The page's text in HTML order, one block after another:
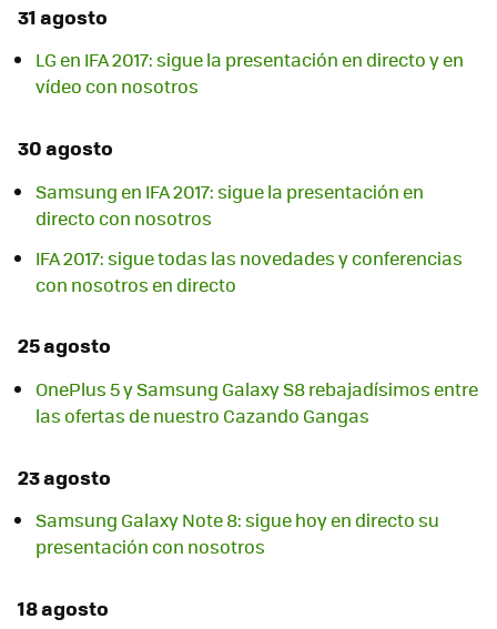
31 agosto
LG en IFA 2017: sigue la presentación en directo y en
vídeo con nosotros
30 agosto
Samsung en IFA 2017: sigue la presentación en
directo con nosotros
IFA 2017: sigue todas las novedades y conferencias
con nosotros en directo
25 agosto
OnePlus 5 y Samsung Galaxy S8 rebajadísimos entre
las ofertas de nuestro Cazando Gangas
23 agosto
Samsung Galaxy Note 8: sigue hoy en directo su
presentación con nosotros
18 agosto